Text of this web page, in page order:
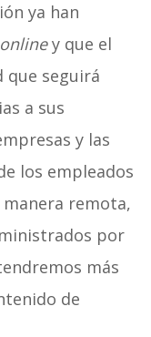
ya han
onliney que el
que seguirá
a sus
y las
los empleados
remota,
por
más
de